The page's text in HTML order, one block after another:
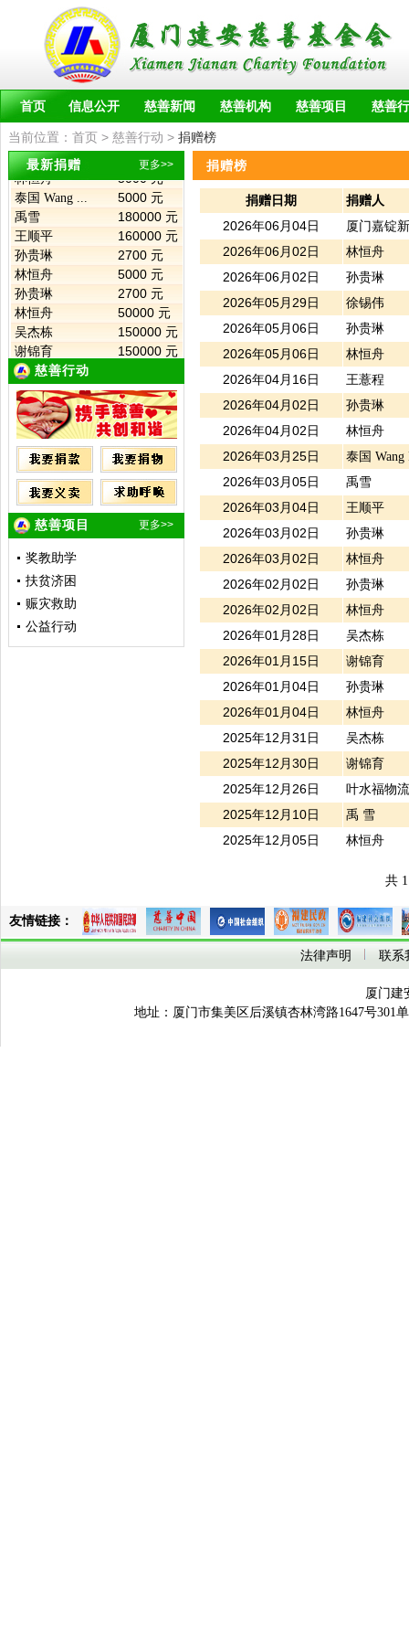
首页 信息公开 慈善新闻 慈善机构 慈善项目 慈善
当前位置： 首页 > 慈善行动 > 捐赠榜
最新捐赠 更多>>
厦门嘉锭新...
林恒舟 5000 元
孙贵琳 2700 元
孙贵琳 2700 元
林恒舟 5000 元
王薏程 600 元
孙贵琳 2700 元
林恒舟 5000 元
泰国 Wang ... 5000 元
禹雪 180000 元
王顺平 160000 元
孙贵琳 2700 元
林恒舟 5000 元
孙贵琳 2700 元
林恒舟 50000 元
吴杰栋 150000 元
谢锦育 150000 元
孙贵琳
林恒舟 5000 元
吴杰栋 150000 元
谢锦育 150000 元
叶水福物流... 9000 元
禹 雪 150000 元
林恒舟 5000 元
孙贵娴 4200 元
孙贵琳 2700 元
王顺平 150000 元
孙贵琳
林恒舟
厦门嘉锭新...
孙贵琳
谢锦育 150000 元
孙贵琳 2700 元
9000 元
慈善行动
慈善项目 更多>>
奖教助学
扶贫济困
赈灾救助
公益行动
捐赠榜
捐赠日期 捐赠人
2026年06月04日 厦门嘉锭
2026年06月02日 林恒舟
2026年06月02日 孙贵琳
2026年05月29日 徐锡伟
2026年05月06日 孙贵琳
2026年05月06日 林恒舟
2026年04月16日 王薏程
2026年04月02日 孙贵琳
2026年04月02日 林恒舟
2026年03月25日 泰国 Wang
2026年03月05日 禹雪
2026年03月04日 王顺平
2026年03月02日 孙贵琳
2026年03月02日 林恒舟
2026年02月02日 孙贵琳
2026年02月02日 林恒舟
2026年01月28日 吴杰栋
2026年01月15日 谢锦育
2026年01月04日 孙贵琳
2026年01月04日 林恒舟
2025年12月31日 吴杰栋
2025年12月30日 谢锦育
2025年12月26日 叶水福物
2025年12月10日 禹 雪
2025年12月05日 林恒舟
共
友情链接：
法律声明 联系
厦门建
地址：厦门市集美区后溪镇杏林湾路1647号301